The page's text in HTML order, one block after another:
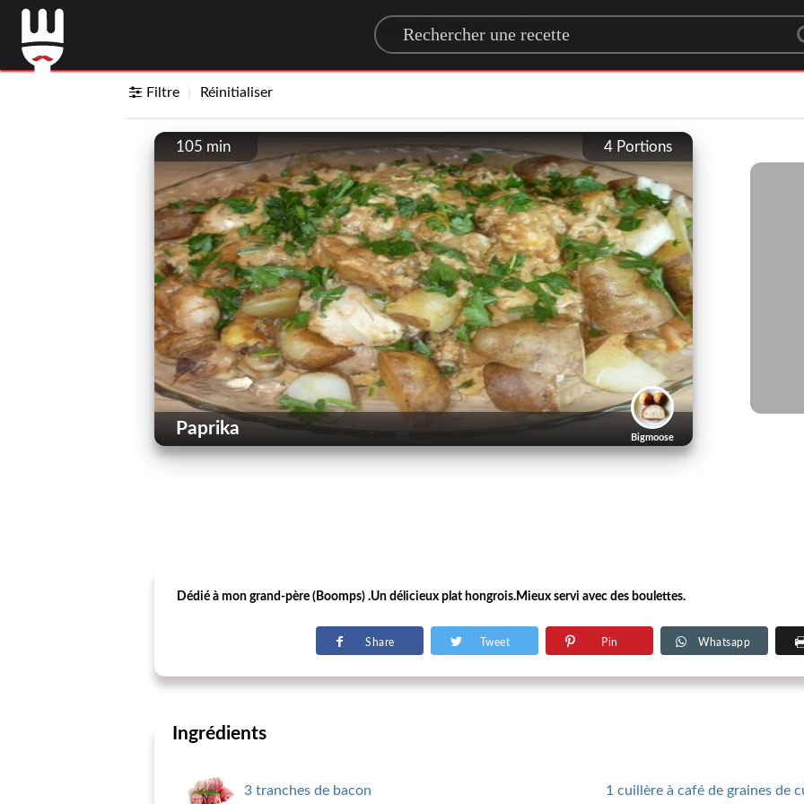
Search for a recipe
Filtre Réinitialiser
4 Portions
105 min
Bigmoose
Paprika
Dédié à mon grand-père (Boomps) .Un délicieux plat hongrois.Mieux servi avec des boulettes.
Share Tweet Pin Whatsapp
Ingrédients
3 tranches de bacon 1 cuillère à café de graines de